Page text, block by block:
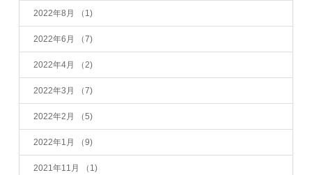
2022年8月 （1)
2022年6月 （7)
2022年4月 （2)
2022年3月 （7)
2022年2月 （5)
2022年1月 （9)
2021年11月 （1)